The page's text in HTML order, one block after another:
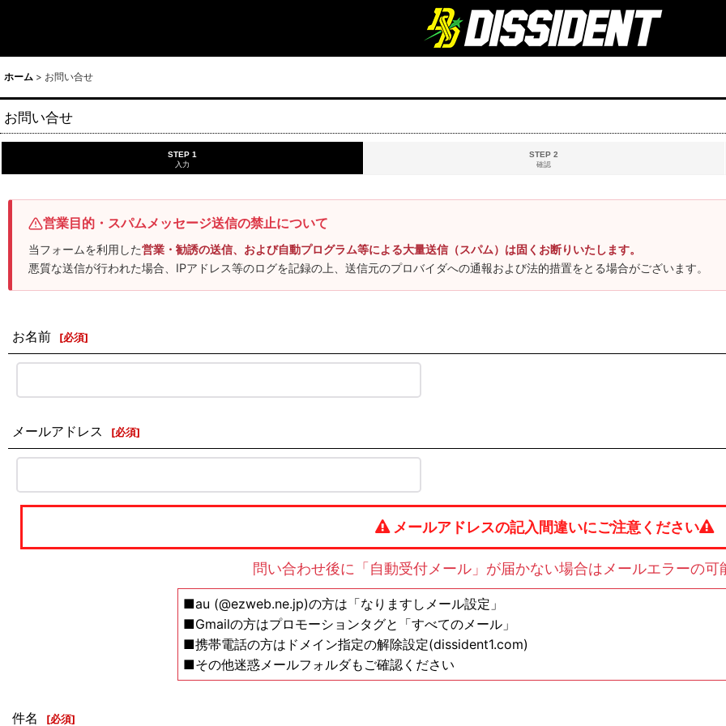
ホーム > お問い合せ
お問い合せ
STEP 1
入力
STEP 2
確認
営業目的・スパムメッセージ送信の禁止について
当フォームを利用した営業・勧誘の送信、および自動プログラム等による大量送信（スパム）は固くお断りいたします。
悪質な送信が行われた場合、IPアドレス等のログを記録の上、送信元のプロバイダへの通報および法的措置をとる場合がございます。
お名前 [必須]
メールアドレス [必須]
メールアドレスの記入間違いにご注意ください
問い合わせ後に「自動受付メール」が届かない場合はメールエラーの可
■au (@ezweb.ne.jp)の方は「なりますしメール設定」
■Gmailの方はプロモーションタグと「すべてのメール」
■携帯電話の方はドメイン指定の解除設定(dissident1.com)
■その他迷惑メールフォルダもご確認ください
件名 [必須]